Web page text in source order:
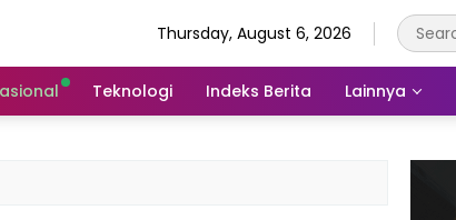
Thursday, August 6, 2026
Teknologi Indeks Berita Lainnya